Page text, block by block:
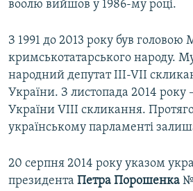
воолю вийшов у 1986-му році.
З 1991 до 2013 року був головою
кримськотатарського народу.
народний депутат III-VІІ
України. З листопада 2014 року
України VIII скликання.
українському парламенті
20 серпня 2014 року указом
президента Петра Порошенка